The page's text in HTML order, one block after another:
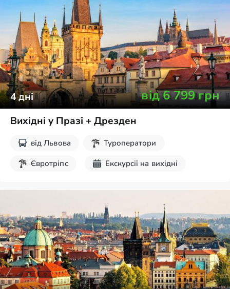
4дні від6 799грн
Вихідні у Празі + Дрезден
від Львова
Туроператори
Євротріпс
Екскурсії на вихідні